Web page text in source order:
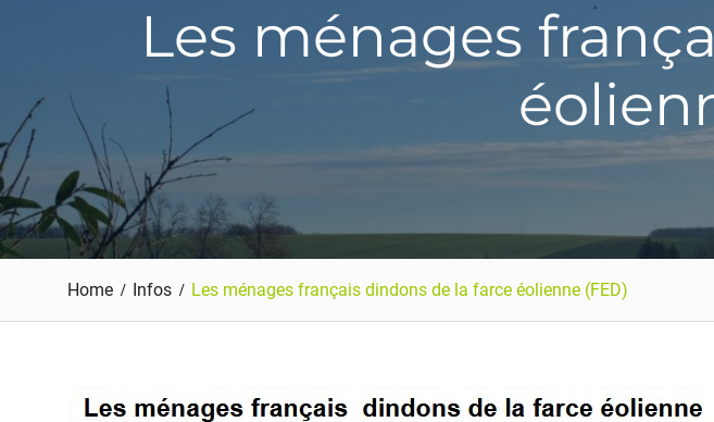
Les ménages
Home Infos Les ménages français dindons de la farce éolienne (FED)